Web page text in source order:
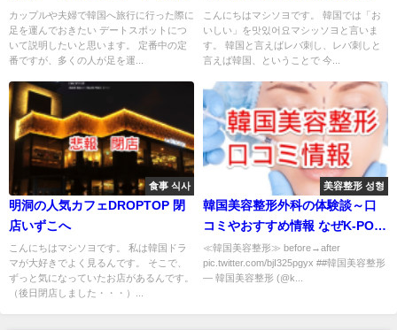
情報
カップルや夫婦で韓国へ旅行に行った際に
足を運んでおきたい デートスポットにつ
いて説明したいと思います。 定番中の定
番ですが、多くの人が足を運...
えます～みんなの評判
こんにちはマシソヨです。 韓国では「お
いしい」を맛있어요マシッソヨと言いま
す。 韓国と言えばレバ刺し、レバ刺しと
言えば韓国、ということで 今...
食事 식사
明洞の人気カフェDROPTOP 閉
店いずこへ
こんにちはマシソヨです。 私は韓国ドラ
マが大好きでよく見るんです。 そこで、
ずっと気になっていたお店があるんです。
（後日閉店しました・・・）...
美容整形 성형
韓国美容整形外科の体験談～口
コミやおすすめ情報 なぜK-POP
アイドルは美人なのか？
≪韓国美容整形≫ before→after
pic.twitter.com/bjI325pgyx ##韓国美容整形
— 韓国美容整形 (@k...